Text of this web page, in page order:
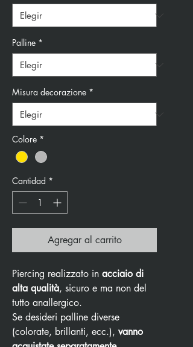
Palline *
Misura decorazione *
Colore *
Cantidad *
Agregar al carrito
Piercing realizzato in acciaio di
alta qualità, sicuro e ma non del
tutto anallergico.
Se desideri palline diverse
(colorate, brillanti, ecc.), vanno